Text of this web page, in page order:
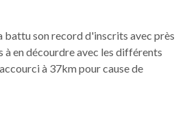
battu son record d'inscrits avec près
à en décourdre avec les différents
à 37km pour cause de